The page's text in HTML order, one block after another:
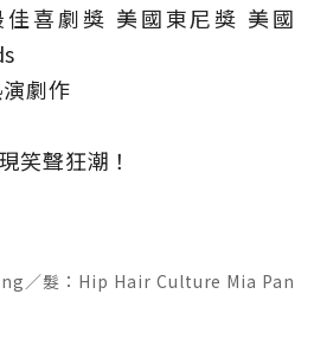
喜劇獎 美國東尼獎 美國
劇作
聲狂潮！
／髮：Hip Hair Culture Mia Pan